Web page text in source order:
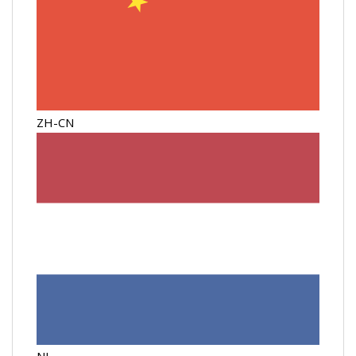
ZH-CN